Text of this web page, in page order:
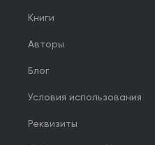
Книги
Авторы
Блог
Условия использования
Реквизиты